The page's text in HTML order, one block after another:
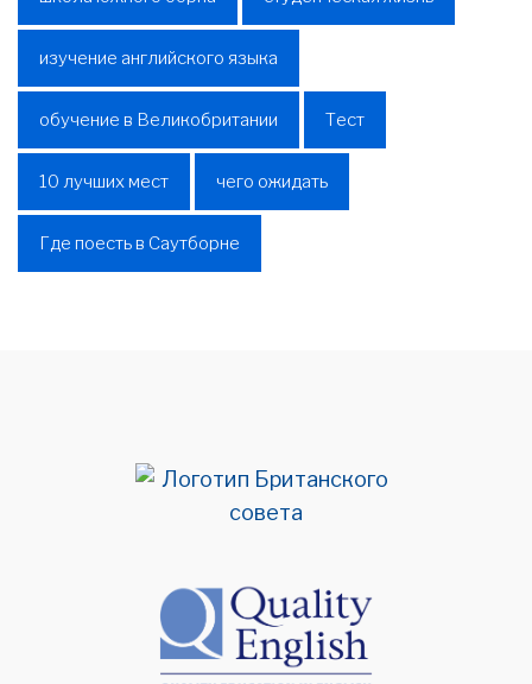
изучение английского языка
обучение в Великобритании Тест
10 лучших мест чего ожидать
Где поесть в Саутборне